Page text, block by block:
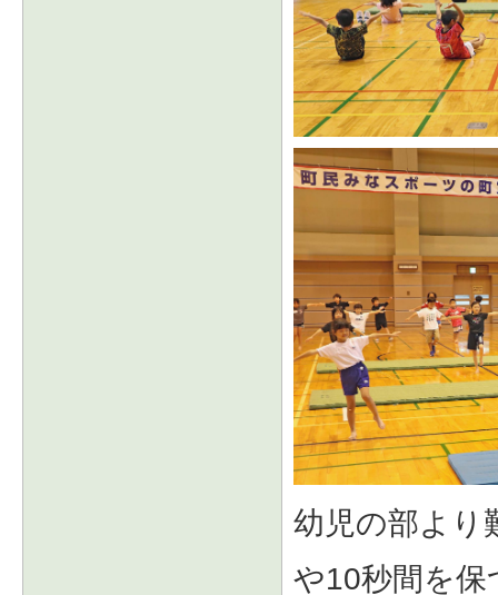
幼児の部より
や10秒間を